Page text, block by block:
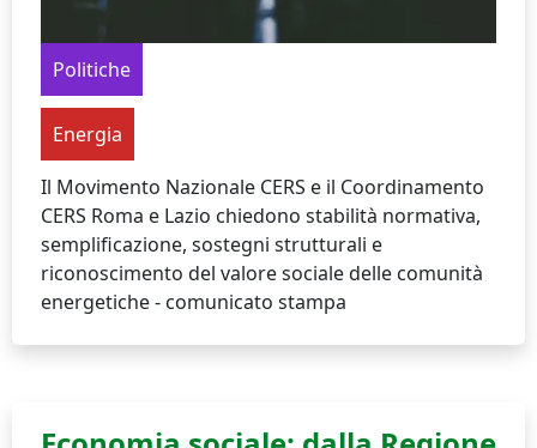
Politiche
Energia
Il Movimento Nazionale CERS e il Coordinamento
CERS Roma e Lazio chiedono stabilità normativa,
semplificazione, sostegni strutturali e
riconoscimento del valore sociale delle comunità
energetiche - comunicato stampa